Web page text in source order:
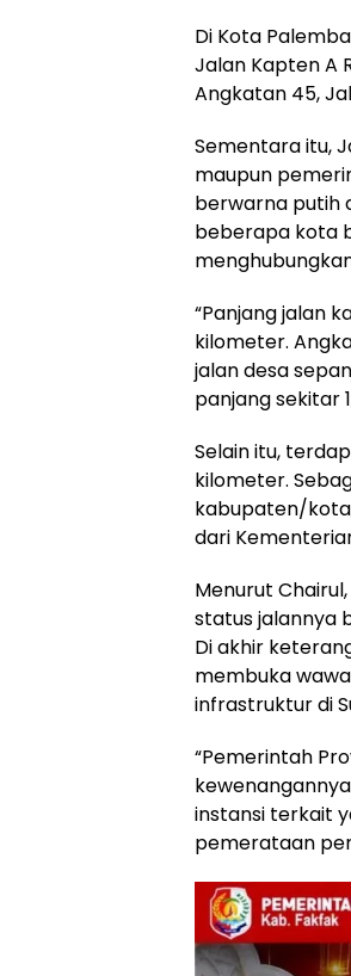
Di Kota
Jalan Kapten A
Angkatan 45,
Sementara itu,
maupun
berwarna putih
beberapa kota
“Panjang jalan
kilometer.
jalan desa
panjang sekitar
Selain itu,
kilometer.
kabupaten/
dari
Menurut
status jalannya
Di akhir
membuka
infrastruktur di
“Pemerintah
instansi terkait
pemerataan